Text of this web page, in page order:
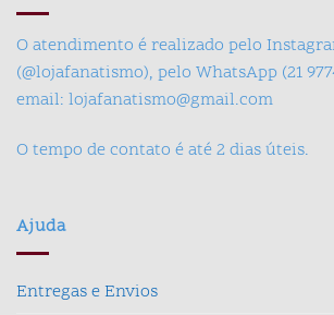
O atendimento é realizado pelo
(@lojafanatismo), pelo WhatsApp (21
email: lojafanatismo@gmail.com
O tempo de contato é até 2 dias úteis.
Ajuda
Entregas e Envios